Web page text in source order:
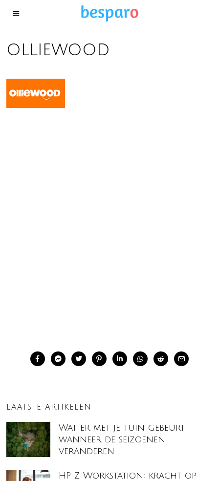
olliewood
LAATSTE ARTIKELEN
Wat er met je tuin gebeurt
wanneer de seizoenen
veranderen
HP Z Workstation: kracht op